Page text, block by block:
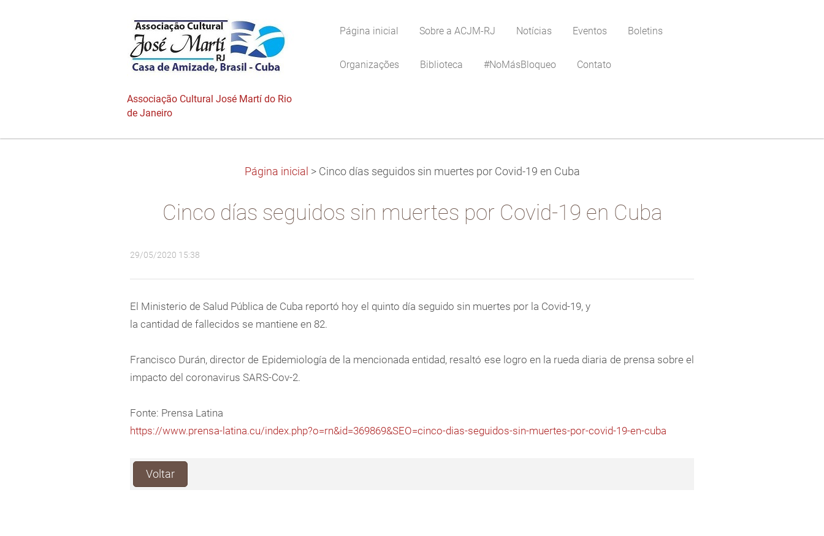
Associação Cultural José Martí do Rio
de Janeiro
Página inicial Sobre a ACJM-RJ Notícias Eventos Boletins
Organizações Biblioteca #NoMásBloqueo Contato
Página inicial > Cinco días seguidos sin muertes por Covid-19 en Cuba
Cinco días seguidos sin muertes por Covid-19 en Cuba
29/05/2020 15:38
El Ministerio de Salud Pública de Cuba reportó hoy el quinto día seguido sin muertes por la Covid-19, y
la cantidad de fallecidos se mantiene en 82.
Francisco Durán, director de Epidemiología de la mencionada entidad, resaltó ese logro en la rueda diaria de prensa sobre el
impacto del coronavirus SARS-Cov-2.
Fonte: Prensa Latina
https://www.prensa-latina.cu/index.php?o=rn&id=369869&SEO=cinco-dias-seguidos-sin-muertes-por-covid-19-en-cuba
Voltar